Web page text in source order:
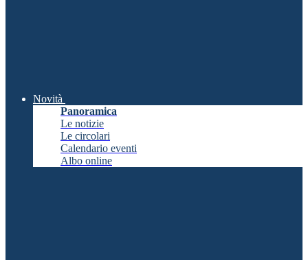
Novità
Panoramica
Le notizie
Le circolari
Calendario eventi
Albo online